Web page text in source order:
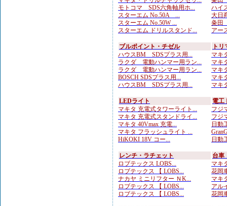
モトコマ SDS六角軸用ホ...
スターエム No.50A ...
スターエム No.50W ...
スターエム ドリルスタンド...
ハイ
大日
粂田
アー
ブルポイント・チゼル
ハウスBM SDSプラス用...
ラクダ 電動ハンマー用ラン...
ラクダ 電動ハンマー用ラン...
BOSCH SDSプラス用...
ハウスBM SDSプラス用...
ト
マキ
マキ
マキ
マキ
マキ
LEDライト
マキタ 充電式タワーライト...
マキタ 充電式スタンドライ...
マキタ 40Vmax 充電...
マキタ フラッシュライト ...
HiKOKI 18V コー...
電工
フジ
フジ
日動
日動
レンチ・ラチェット
ロブテックス LOBS...
ロブテックス 【 LOBS...
ナカヤ ミニリフター ＮK...
ロブテックス 【 LOBS...
ロブテックス 【 LOBS...
台車
マキ
花岡
マキ
アル
花岡